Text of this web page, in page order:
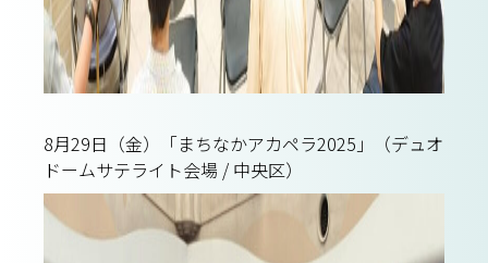
8月29日（金）「まちなかアカペラ2025」（デュオ
ドームサテライト会場 / 中央区）